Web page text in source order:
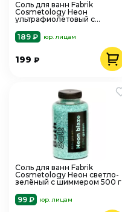
Соль для ванн Fabrik
Cosmetology Неон
ультрафиолетовый с
189 ₽
юр. лицам
199 ₽
Соль для ванн Fabrik
Cosmetology Неон светло-
зелёный с шиммером 500 г
99 ₽
юр. лицам